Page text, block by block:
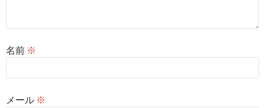
名前 ※
メール ※